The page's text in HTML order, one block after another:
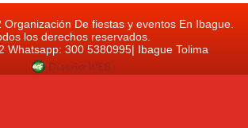
De fiestas y eventos En Ibague.
los derechos reservados.
Whatsapp: 300 5380995| Ibague Tolima